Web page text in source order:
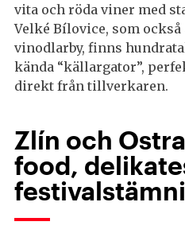
vita och röda viner med
Velké Bílovice, som
vinodlarby, finns
kända “källargator”,
direkt från tillverkaren.
Zlín och
food,